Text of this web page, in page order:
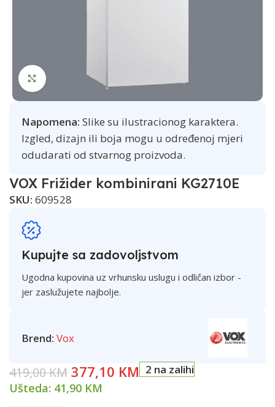
Click to enlarge
Napomena: Slike su ilustracionog karaktera.
Izgled, dizajn ili boja mogu u određenoj mjeri
odudarati od stvarnog proizvoda.
VOX Frižider kombinirani KG2710E
SKU: 609528
Kupujte sa zadovoljstvom
Ugodna kupovina uz vrhunsku uslugu i odličan izbor -
jer zaslužujete najbolje.
Brend: Vox
419,00KM 377,10 KM 2 na zalihi
Ušteda: 41,90 KM